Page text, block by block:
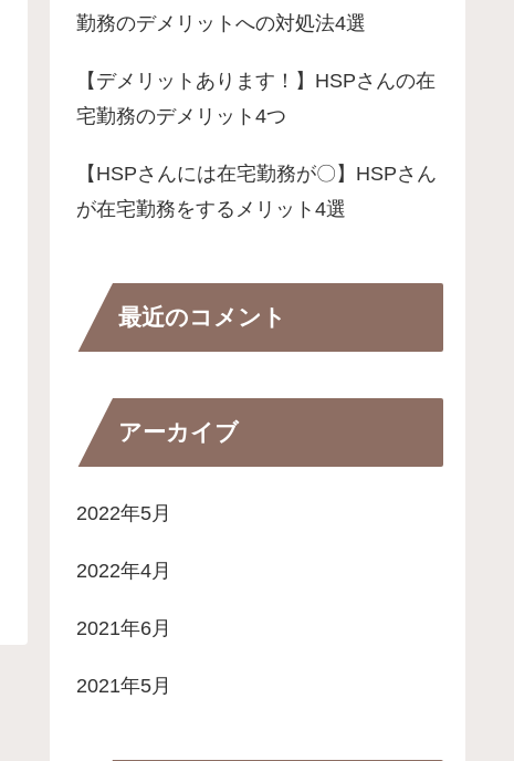
勤務のデメリットへの対処法4選
【デメリットあります！】HSPさんの在
宅勤務のデメリット4つ
【HSPさんには在宅勤務が〇】HSPさん
が在宅勤務をするメリット4選
最近のコメント
アーカイブ
2022年5月
2022年4月
2021年6月
2021年5月